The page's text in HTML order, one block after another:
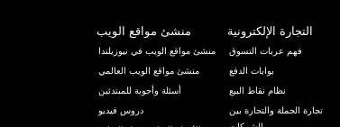
منشئ مواقع الويب
منشئ مواقع الويب في نيوزيلندا
منشئ مواقع الويب العالمي
أسئلة وأجوبة للمبتدئين
دروس فيديو
التجارة الإلكترونية
فهم عربات التسوق
بوابات الدفع
نظام نقاط البيع
تجارة الجملة والتجارة بين